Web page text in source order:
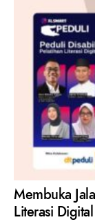
Membuka
Literasi